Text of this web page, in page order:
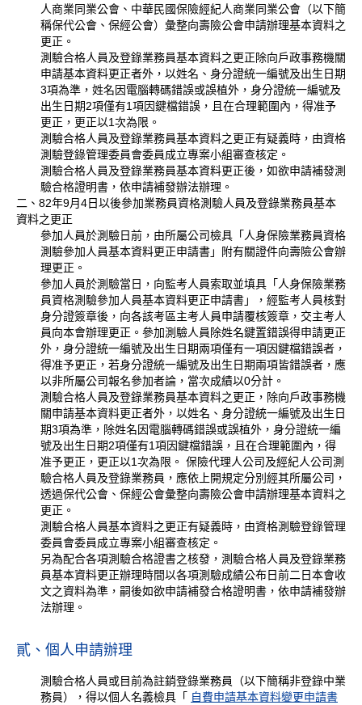
人商業同業公會、中華民國保險經紀人商業同業公會（以下簡
稱保代公會、保經公會）彙整向壽險公會申請辦理基本資料之
更正。
測驗合格人員及登錄業務員基本資料之更正除向戶政事務機關
申請基本資料更正者外，以姓名、身分證統一編號及出生日期
3項為準，姓名因電腦轉碼錯誤或誤植外，身分證統一編號及
出生日期2項僅有1項因鍵檔錯誤，且在合理範圍內，得准予
更正，更正以1次為限。
測驗合格人員及登錄業務員基本資料之更正有疑義時，由資格
測驗登錄管理委員會委員成立專案小組審查核定。
測驗合格人員及登錄業務員基本資料更正後，如欲申請補發測
驗合格證明書，依申請補發辦法辦理。
二、82年9月4日以後參加業務員資格測驗人員及登錄業務員基本
資料之更正
參加人員於測驗日前，由所屬公司檢具「人身保險業務員資格
測驗參加人員基本資料更正申請書」附有關證件向壽險公會辦
理更正。
參加人員於測驗當日，向監考人員索取並填具「人身保險業務
員資格測驗參加人員基本資料更正申請書」，經監考人員核對
身分證簽章後，向各該考區主考人員申請覆核簽章，交主考人
員向本會辦理更正。參加測驗人員除姓名鍵置錯誤得申請更正
外，身分證統一編號及出生日期兩項僅有一項因鍵檔錯誤者，
得准予更正，若身分證統一編號及出生日期兩項皆錯誤者，應
以非所屬公司報名參加者論，當次成績以0分計。
測驗合格人員及登錄業務員基本資料之更正，除向戶政事務機
關申請基本資料更正者外，以姓名、身分證統一編號及出生日
期3項為準，除姓名因電腦轉碼錯誤或誤植外，身分證統一編
號及出生日期2項僅有1項因鍵檔錯誤，且在合理範圍內，得
准予更正，更正以1次為限。 保險代理人公司及經紀人公司測
驗合格人員及登錄業務員，應依上開規定分別經其所屬公司，
透過保代公會、保經公會彙整向壽險公會申請辦理基本資料之
更正。
測驗合格人員基本資料之更正有疑義時，由資格測驗登錄管理
委員會委員成立專案小組審查核定。
另為配合各項測驗合格證書之核發，測驗合格人員及登錄業務
員基本資料更正辦理時間以各項測驗成績公布日前二日本會收
文之資料為準，嗣後如欲申請補發合格證明書，依申請補發辦
法辦理。
貳、個人申請辦理
測驗合格人員或目前為註銷登錄業務員（以下簡稱非登錄中業
務員），得以個人名義檢具「 自費申請基本資料變更申請書